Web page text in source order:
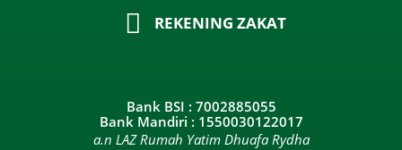
REKENING ZAKAT
Bank BSI : 7002885055
Bank Mandiri : 1550030122017
a.n LAZ Rumah Yatim Dhuafa Rydha